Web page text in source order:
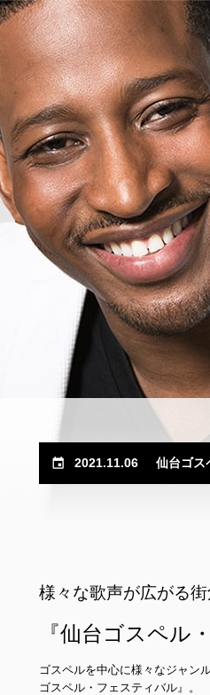
2021.11.06 仙台ゴス
様々な歌声が広がる
『仙台ゴスペル
ゴスペルを中心に様々なジャン
ゴスペル・フェスティバル』。